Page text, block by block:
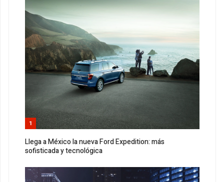
1
Llega a México la nueva Ford Expedition: más
sofisticada y tecnológica